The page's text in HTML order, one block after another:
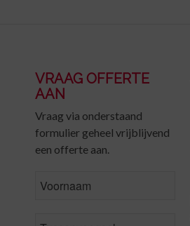
VRAAG OFFERTE
AAN
Vraag via onderstaand
formulier geheel vrijblijvend
een offerte aan.